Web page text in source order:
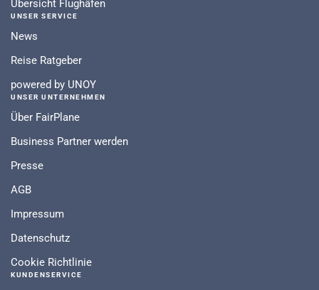
Übersicht Flughäfen
UNSER SERVICE
News
Reise Ratgeber
powered by UNOY
UNSER UNTERNEHMEN
Über FairPlane
Business Partner werden
Presse
AGB
Impressum
Datenschutz
Cookie Richtlinie
KUNDENSERVICE